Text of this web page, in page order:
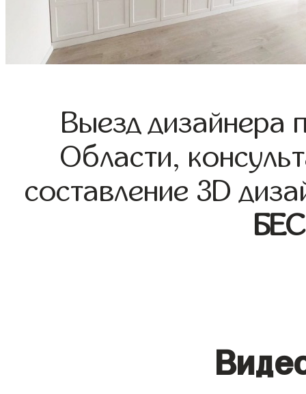
Выезд дизайнера
Области,
составление 3D